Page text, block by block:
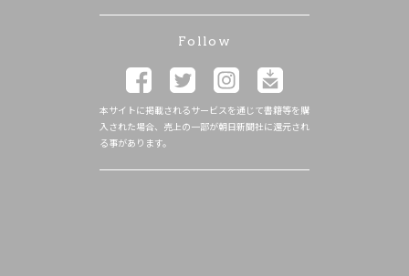
Follow
本サイトに掲載されるサービスを通じて書籍等を購
入された場合、売上の一部が朝日新聞社に還元され
る事があります。